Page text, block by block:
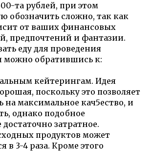
та рублей, при этом
обозначить сложно, так как
от ваших финансовых
предпочтений и фантазии.
еду для проведения
можно обратившись к:
кейтерингам. Идея
поскольку это позволяет
на максимальное кач5ество, и
однако подобное
достаточно затратное.
продуктов может
в 3-4 раза. Кроме этого